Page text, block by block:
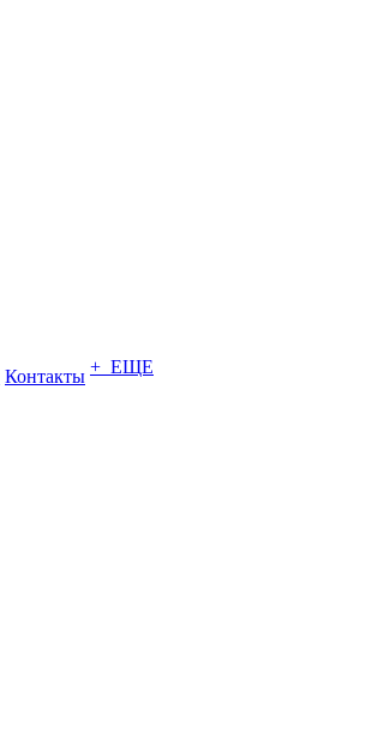
Контакты + ЕЩЕ